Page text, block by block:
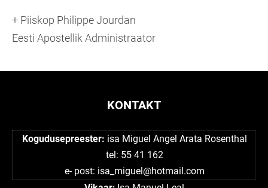
+ Piiskop Philippe Jourdan
Eesti Apostellik Administraator
KONTAKT
Kogudusepreester: isa Miguel Angel Arata Rosenthal
tel: 55 41 162
e- post: isa_miguel@hotmail.com